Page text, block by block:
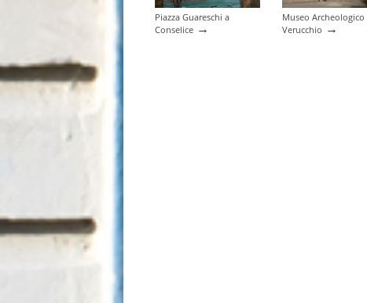
Piazza Guareschi a
Conselice →
Museo Archeologico
Verucchio →